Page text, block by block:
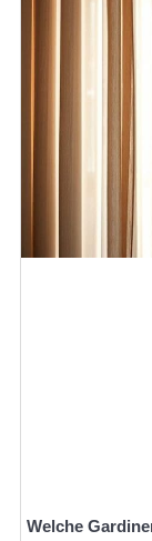
Welche